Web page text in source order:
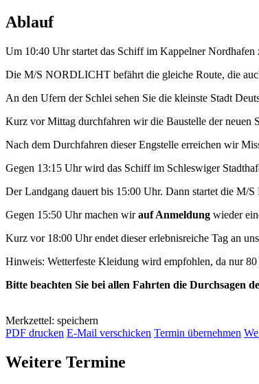
Ablauf
Um 10:40 Uhr startet das Schiff im Kappelner
Die M/S NORDLICHT befährt die gleiche Route, die
An den Ufern der Schlei sehen Sie die kleinste Stadt
Kurz vor Mittag durchfahren wir die Baustelle der neuen
Nach dem Durchfahren dieser Engstelle erreichen wir
Gegen 13:15 Uhr wird das Schiff im Schleswiger
Der Landgang dauert bis 15:00 Uhr. Dann startet die
Gegen 15:50 Uhr machen wirauf Anmeldung wieder
Kurz vor 18:00 Uhr endet dieser erlebnisreiche Tag an
Hinweis: Wetterfeste Kleidung wird empfohlen, da nur
Bitte beachten Sie bei allen Fahrten die Durchsagen
Merkzettel: speichern
PDF drucken E-Mail verschicken Termin übernehmen
Weitere Termine